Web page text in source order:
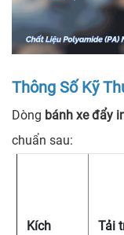
Thông Số Kỹ
Dòng bánh xe đẩy
chuẩn sau:
Kích
Tải